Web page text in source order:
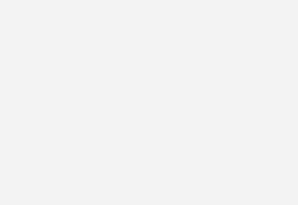
Förderung für erneuerbarer
aufgestockt. Die neue
Gebäude (BEG) führt diese
und Wohnungseigentümern
Spielraum.
in 1.Hj 2020